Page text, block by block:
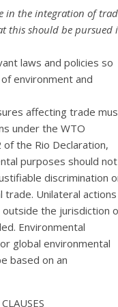
in the integration of
this should be pursued
laws and policies so
environment and
affecting trade
under the WTO
the Rio Declaration,
purposes should not
discrimination
Unilateral actions
the jurisdiction
Environmental
global environmental
based on an